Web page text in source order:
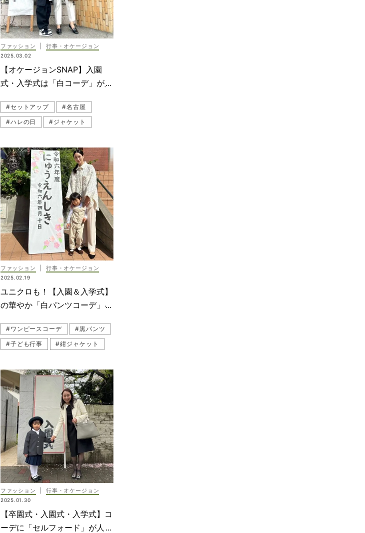
ファッション 行事・オケージョン
2025.03.02
【オケージョンSNAP】入園
式・入学式は「白コーデ」が人
#セットアップ
#名古屋
#ハレの日
#ジャケット
#ノーカラージャケット
#黒ワンピース
#白
#学校行事メイク
#母行事コーデ
#ブランド名品
#白コーデ
#入学式
#入学準備
#スナップ（SNAP）
#名古屋読者
#ホワイト
#甘黒ワンピース
#卒入園・卒入学
#読者スナップ
#ハイブランド
#園行事
#ワンピースコーデ
#入学
#ジャケットコーデ
#セレモニー
#紺ジャケット
#入学式・入園式
#黒パンツ
#子ども行事
#黒ジャケット
#セットアップコーデ
#学校行事
#行事
#母行事
#セレモニー服
ファッション 行事・オケージョン
2025.02.19
ユニクロも！【入園＆入学式】
の華やか「白パンツコーデ」4
#ワンピースコーデ
#黒パンツ
#子ども行事
#紺ジャケット
#行事
#黒ジャケット
#入学式・入園式
#読者
#オールホワイト
#母行事
#セットアップコーデ
#セットアップ
#学校行事メイク
#関西
#ハレの日
#ジャケット
#入学式
#ノーカラージャケット
#スナップ（SNAP）
#黒ワンピース
#白コーデ
ファッション 行事・オケージョン
2025.01.30
【卒園式・入園式・入学式】コ
ーデに「セルフォード」が人